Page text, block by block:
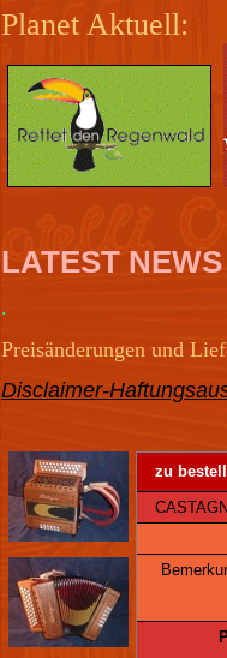
Planet Aktuell:
LATEST NEWS
.
Preisänderungen und
Disclaimer-
zu